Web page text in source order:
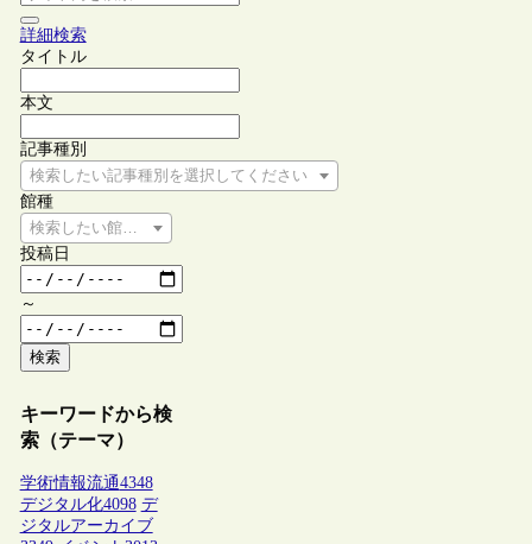
詳細検索
タイトル
本文
記事種別
検索したい記事種別を選択してください
館種
検索したい館種を選択してください
投稿日
～
検索
キーワードから検
索（テーマ）
学術情報流通4348
デジタル化4098 デ
ジタルアーカイブ